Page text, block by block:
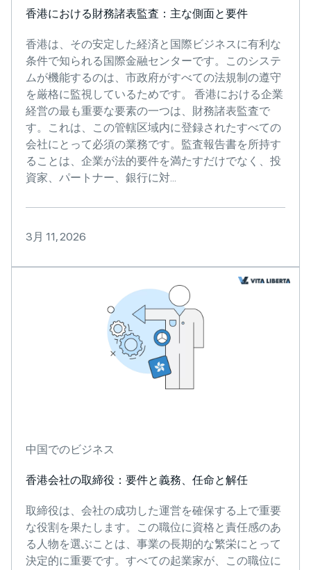
香港における財務諸表監査：主な側面と要件
香港は、その安定した経済と国際ビジネスに有利な
条件で知られる国際金融センターです。このシステ
ムが機能するのは、市政府がすべての法規制の遵守
を厳格に監視しているためです。 香港における企業
経営の最も重要な要素の一つは、財務諸表監査で
す。これは、この管轄区域内に登録されたすべての
会社にとって必須の業務です。監査報告書を所持す
ることは、企業が法的要件を満たすだけでなく、投
資家、パートナー、銀行に対...
3月 11, 2026
中国でのビジネス
香港会社の取締役：要件と義務、任命と解任
取締役は、会社の成功した運営を確保する上で重要
な役割を果たします。この職位に資格と責任感のあ
る人物を選ぶことは、事業の長期的な繁栄にとって
決定的に重要です。すべての起業家が、この職位に